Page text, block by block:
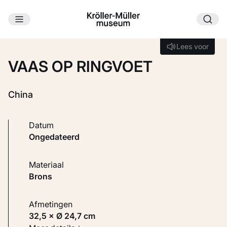
Ga naar hoofdinhoud
Lees voor
Lees voor
VAAS OP RINGVOET
China
Datum
ongedateerd
Materiaal
Brons
Afmetingen
32,5 × Ø 24,7 cm